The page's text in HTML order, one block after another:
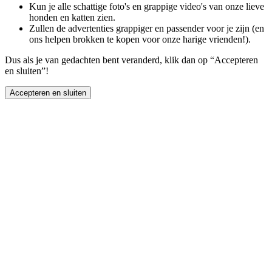
Kun je alle schattige foto's en grappige video's van onze lieve
honden en katten zien.
Zullen de advertenties grappiger en passender voor je zijn (en
ons helpen brokken te kopen voor onze harige vrienden!).
Dus als je van gedachten bent veranderd, klik dan op “Accepteren
en sluiten”!
Accepteren en sluiten